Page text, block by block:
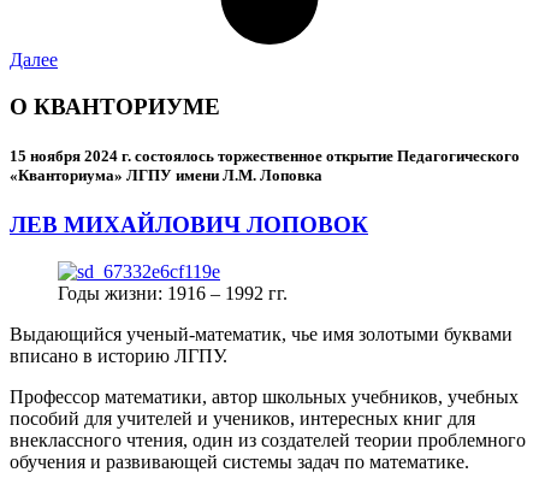
Далее
О КВАНТОРИУМЕ
15 ноября 2024 г. состоялось торжественное открытие Педагогического
«Кванториума» ЛГПУ имени Л.М. Лоповка
ЛЕВ МИХАЙЛОВИЧ ЛОПОВОК
Годы жизни: 1916 – 1992 гг.
Выдающийся ученый-математик, чье имя золотыми буквами
вписано в историю ЛГПУ.
Профессор математики, автор школьных учебников, учебных
пособий для учителей и учеников, интересных книг для
внеклассного чтения, один из создателей теории проблемного
обучения и развивающей системы задач по математике.